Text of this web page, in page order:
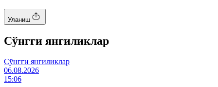
Уланиш
Cўнгги янгиликлар
Cўнгги янгиликлар
06.08.2026
15:06